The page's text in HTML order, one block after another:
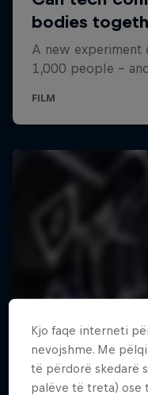
Kjo faqe interneti
nevojshme. Me
të përdorë skedarë
palëve të treta) ose